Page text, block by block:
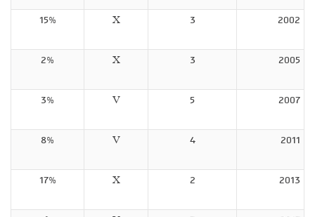
2002
3
X
15%
2005
3
X
2%
2007
5
V
3%
2011
4
V
8%
2013
2
X
17%